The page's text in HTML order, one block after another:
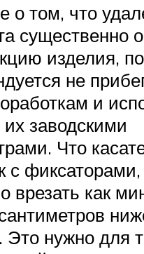
о том, что
существенно
изделия,
не
и
заводскими
Что
с фиксаторами,
врезать как
Это нужно для